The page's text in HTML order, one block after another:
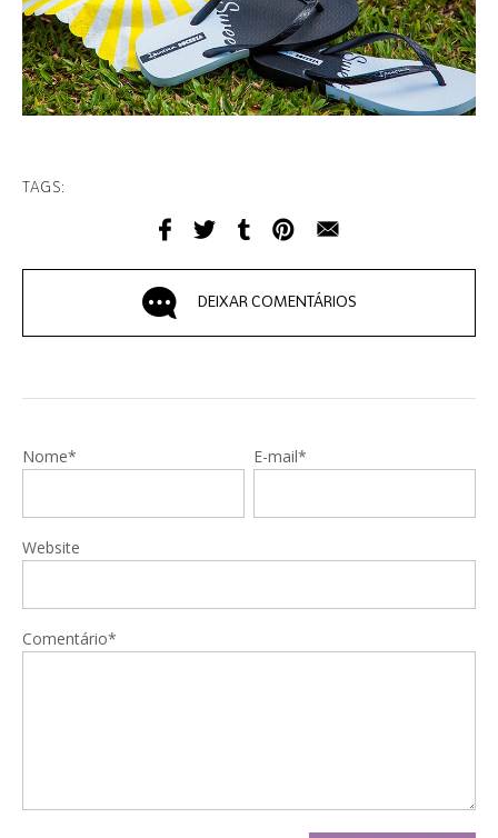
TAGS:
DEIXAR COMENTÁRIOS
Nome* E-mail*
Website
Comentário*